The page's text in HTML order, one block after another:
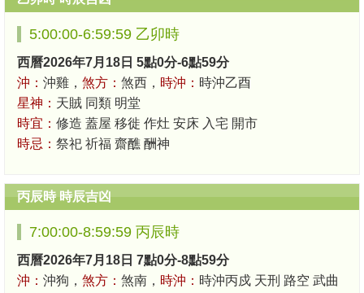
5:00:00-6:59:59 乙卯時
西曆2026年7月18日 5點0分-6點59分
沖： 沖雞， 煞方： 煞西， 時沖： 時沖乙酉
星神： 天賊 同類 明堂
時宜： 修造 蓋屋 移徙 作灶 安床 入宅 開市
時忌： 祭祀 祈福 齋醮 酬神
丙辰時 時辰吉凶
7:00:00-8:59:59 丙辰時
西曆2026年7月18日 7點0分-8點59分
沖： 沖狗， 煞方： 煞南， 時沖： 時沖丙戍 天刑 路空 武曲